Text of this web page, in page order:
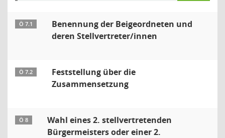
Ö 7.1
Benennung der Beigeordneten und
deren Stellvertreter/innen
Ö 7.2
Feststellung über die
Zusammensetzung
Ö 8
Wahl eines 2. stellvertretenden
Bürgermeisters oder einer 2.